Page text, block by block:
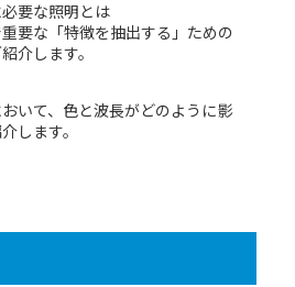
要な照明とは
要な「特徴を抽出する」ための
介します。
いて、色と波長がどのように影
します。